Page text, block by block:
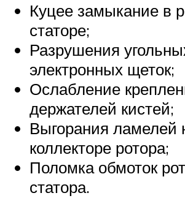
Куцее замыкание в
статоре;
Разрушения
электронных щеток;
Ослабление
держателей кистей;
Выгорания ламелей
коллекторе ротора;
Поломка обмоток
статора.